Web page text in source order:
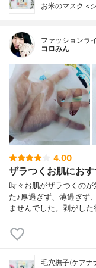
お米のマスク <
ファッションラ
コロみん
4.00
ザラつくお肌にお
時々お肌がザラつくの
た♪厚過ぎず、薄過ぎず
ませんでした。剥がし
毛穴撫子(ケアナ